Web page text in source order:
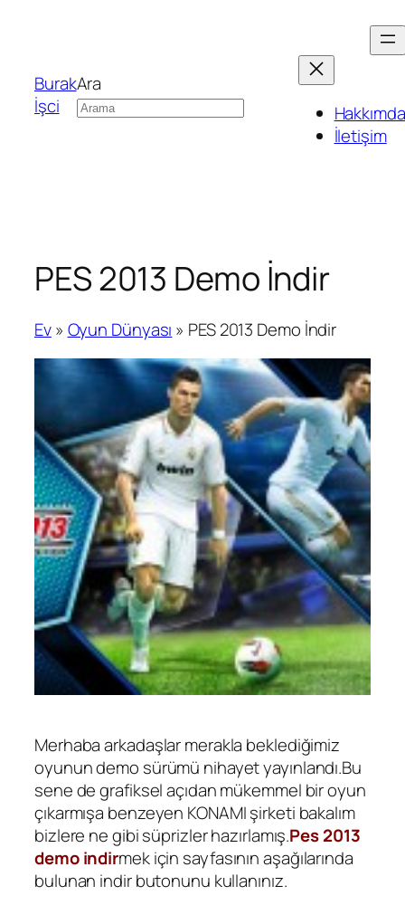
Burak
İşci
Ara
Hakkımda
İletişim
PES 2013 Demo İndir
Ev» Oyun Dünyası » PES 2013 Demo İndir
Merhaba arkadaşlar merakla beklediğimiz
oyunun demo sürümü nihayet yayınlandı.Bu
sene de grafiksel açıdan mükemmel bir oyun
çıkarmışa benzeyen KONAMI şirketi bakalım
bizlere ne gibi süprizler hazırlamış.Pes 2013
demo indirmek için sayfasının aşağılarında
bulunan indir butonunu kullanınız.